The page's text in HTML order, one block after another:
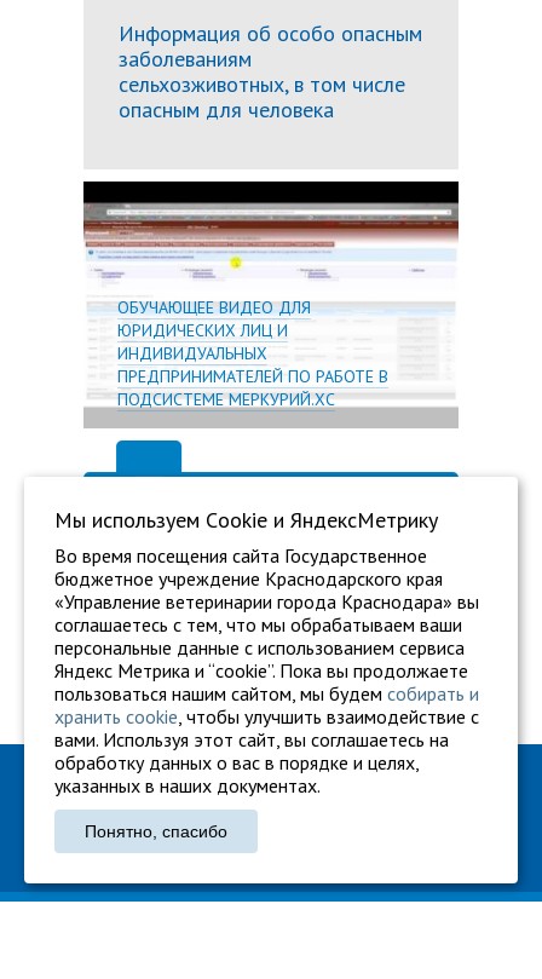
Информация об особо опасным
заболеваниям
сельхозживотных, в том числе
опасным для человека
ОБУЧАЮЩЕЕ ВИДЕО ДЛЯ
ЮРИДИЧЕСКИХ ЛИЦ И
ИНДИВИДУАЛЬНЫХ
ПРЕДПРИНИМАТЕЛЕЙ ПО РАБОТЕ В
ПОДСИСТЕМЕ МЕРКУРИЙ.ХС
ГБУ "Ветуправление города Краснодара"
Адрес: г. Краснодар, ул. Карасунская, 110
Тел.: +7 861 260-27-94
Мы используем Сookie и ЯндексМетрику
Во время посещения сайта Государственное
бюджетное учреждение Краснодарского края
«Управление ветеринарии города Краснодара» вы
соглашаетесь с тем, что мы обрабатываем ваши
персональные данные с использованием сервиса
Яндекс Метрика и “cookie”. Пока вы продолжаете
пользоваться нашим сайтом, мы будем собирать и
хранить cookie, чтобы улучшить взаимодействие с
вами. Используя этот сайт, вы соглашаетесь на
обработку данных о вас в порядке и целях,
указанных в наших документах.
Понятно, спасибо